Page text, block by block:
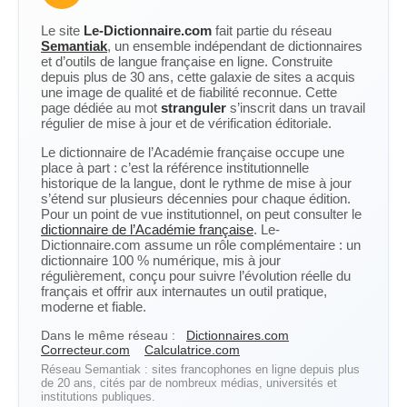
Le site Le-Dictionnaire.com fait partie du réseau
Semantiak, un ensemble indépendant de dictionnaires
et d’outils de langue française en ligne. Construite
depuis plus de 30 ans, cette galaxie de sites a acquis
une image de qualité et de fiabilité reconnue. Cette
page dédiée au mot stranguler s’inscrit dans un travail
régulier de mise à jour et de vérification éditoriale.
Le dictionnaire de l’Académie française occupe une
place à part : c’est la référence institutionnelle
historique de la langue, dont le rythme de mise à jour
s’étend sur plusieurs décennies pour chaque édition.
Pour un point de vue institutionnel, on peut consulter le
dictionnaire de l’Académie française. Le-
Dictionnaire.com assume un rôle complémentaire : un
dictionnaire 100 % numérique, mis à jour
régulièrement, conçu pour suivre l’évolution réelle du
français et offrir aux internautes un outil pratique,
moderne et fiable.
Dans le même réseau :
Dictionnaires.com
Correcteur.com
Calculatrice.com
Réseau Semantiak : sites francophones en ligne depuis plus
de 20 ans, cités par de nombreux médias, universités et
institutions publiques.